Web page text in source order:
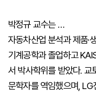
박정규 교수는 …
자동차산업 분석과 제품·
기계공학과 졸업하고
서 박사학위를 받았다. 교
문학자를 역임했으며,